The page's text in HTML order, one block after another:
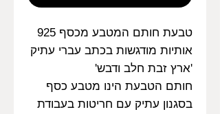
טבעת חותם המטבע מכסף 925
אותיות מודגשות בכתב עברי עתיק
'ארץ זבת חלב ודבש'
חותם הטבעת הינו מטבע כסף
בסגנון עתיק עם חריטות בעבודת